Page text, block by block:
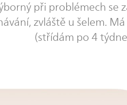
při problémech se
zvláště u šelem.
(střídám po 4